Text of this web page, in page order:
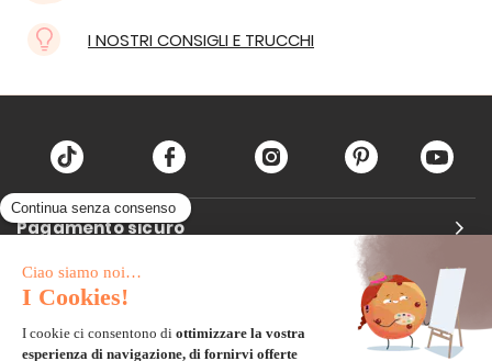
I NOSTRI CONSIGLI E TRUCCHI
Pagamento sicuro
Carta di credito
Paypal